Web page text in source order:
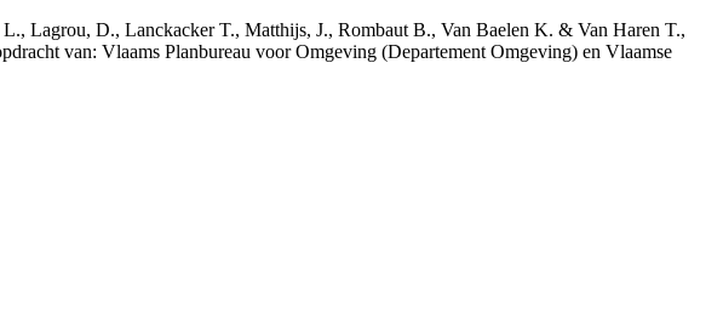
Lagrou, D., Lanckacker T., Matthijs, J., Rombaut B., Van Baelen K. & Van Haren T.,
van: Vlaams Planbureau voor Omgeving (Departement Omgeving) en Vlaamse